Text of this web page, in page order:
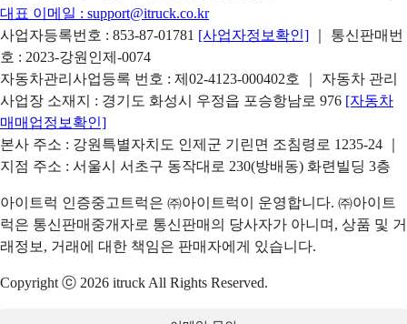
대표 이메일 : support@itruck.co.kr
사업자등록번호 : 853-87-01781 [사업자정보확인]
｜ 통신판매번
호 : 2023-강원인제-0074
자동차관리사업등록 번호 : 제02-4123-000402호 ｜ 자동차 관리
사업장 소재지 : 경기도 화성시 우정읍 포승항남로 976 [자동차
매매업정보확인]
본사 주소 : 강원특별자치도 인제군 기린면 조침령로 1235-24 ｜
지점 주소 : 서울시 서초구 동작대로 230(방배동) 화련빌딩 3층
아이트럭 인증중고트럭은 ㈜아이트럭이 운영합니다. ㈜아이트
럭은 통신판매중개자로 통신판매의 당사자가 아니며, 상품 및 거
래정보, 거래에 대한 책임은 판매자에게 있습니다.
Copyright ⓒ 2026 itruck All Rights Reserved.